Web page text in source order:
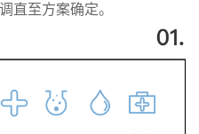
直至方案确定。